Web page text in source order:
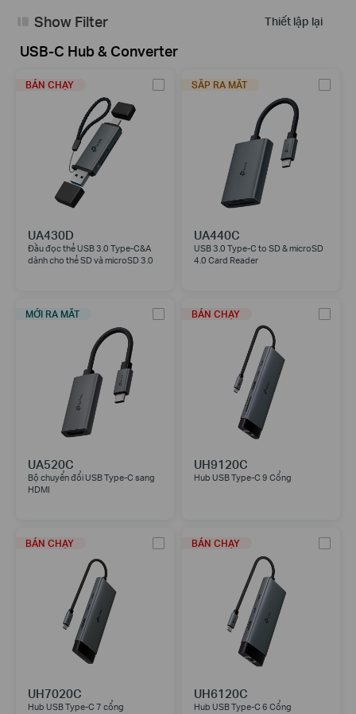
Thiết lập lại
Show Filter
USB-C Hub & Converter
BÁN CHẠY
UA430D
Đầu đọc thẻ USB 3.0 Type-C&A
dành cho thẻ SD và microSD 3.0
SẮP RA MẮT
UA440C
USB 3.0 Type-C to SD & microSD
4.0 Card Reader
MỚI RA MẮT
UA520C
Bộ chuyển đổi USB Type-C sang
HDMI
BÁN CHẠY
UH9120C
Hub USB Type-C 9 Cổng
BÁN CHẠY
UH7020C
Hub USB Type-C 7 cổng
BÁN CHẠY
UH6120C
Hub USB Type-C 6 Cổng